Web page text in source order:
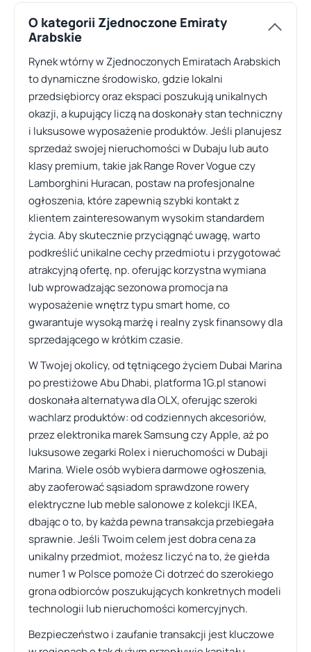
O kategorii Zjednoczone Emiraty
Arabskie
Rynek wtórny w Zjednoczonych Emiratach Arabskich
to dynamiczne środowisko, gdzie lokalni
przedsiębiorcy oraz ekspaci poszukują unikalnych
okazji, a kupujący liczą na doskonały stan techniczny
i luksusowe wyposażenie produktów. Jeśli planujesz
sprzedaż swojej nieruchomości w Dubaju lub auto
klasy premium, takie jak Range Rover Vogue czy
Lamborghini Huracan, postaw na profesjonalne
ogłoszenia, które zapewnią szybki kontakt z
klientem zainteresowanym wysokim standardem
życia. Aby skutecznie przyciągnąć uwagę, warto
podkreślić unikalne cechy przedmiotu i przygotować
atrakcyjną ofertę, np. oferując korzystna wymiana
lub wprowadzając sezonowa promocja na
wyposażenie wnętrz typu smart home, co
gwarantuje wysoką marżę i realny zysk finansowy dla
sprzedającego w krótkim czasie.
W Twojej okolicy, od tętniącego życiem Dubai Marina
po prestiżowe Abu Dhabi, platforma 1G.pl stanowi
doskonała alternatywa dla OLX, oferując szeroki
wachlarz produktów: od codziennych akcesoriów,
przez elektronika marek Samsung czy Apple, aż po
luksusowe zegarki Rolex i nieruchomości w Dubaji
Marina. Wiele osób wybiera darmowe ogłoszenia,
aby zaoferować sąsiadom sprawdzone rowery
elektryczne lub meble salonowe z kolekcji IKEA,
dbając o to, by każda pewna transakcja przebiegała
sprawnie. Jeśli Twoim celem jest dobra cena za
unikalny przedmiot, możesz liczyć na to, że giełda
numer 1 w Polsce pomoże Ci dotrzeć do szerokiego
grona odbiorców poszukujących konkretnych modeli
technologii lub nieruchomości komercyjnych.
Bezpieczeństwo i zaufanie transakcji jest kluczowe